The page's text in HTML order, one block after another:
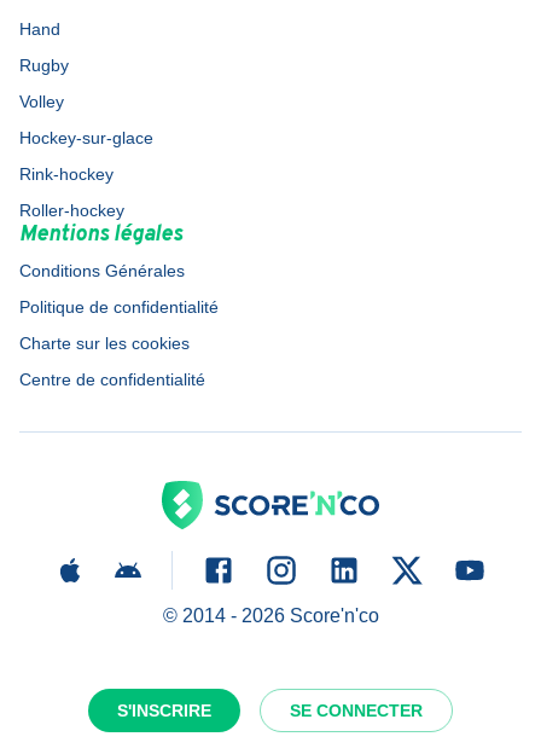
S'INSCRIRE SE CONNECTER
Hand
Rugby
Volley
Hockey-sur-glace
Rink-hockey
Roller-hockey
Mentions légales
Conditions Générales
Politique de confidentialité
Charte sur les cookies
Centre de confidentialité
© 2014 - 2026Score'n'co